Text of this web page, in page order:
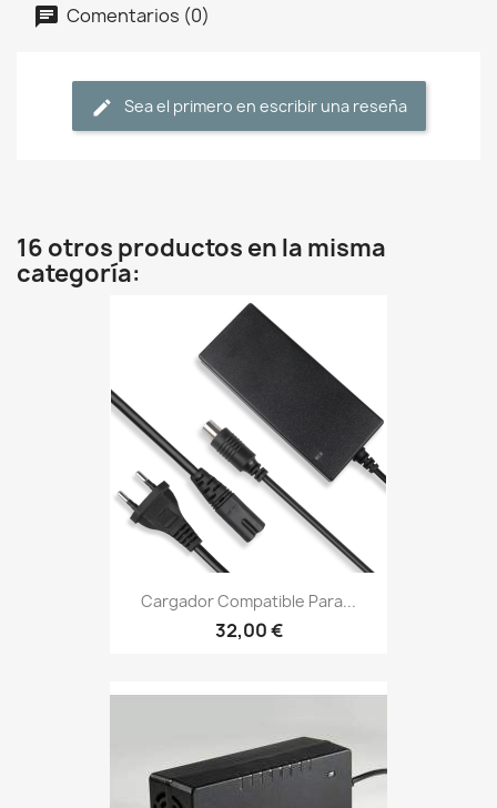
Comentarios (0)
Sea el primero en escribir una reseña
16 otros productos en la misma
categoría:
Cargador Compatible Para...
32,00 €